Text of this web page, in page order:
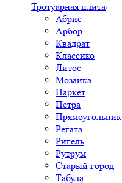
Тротуарная плита
Абрис
Арбор
Квадрат
Классико
Литос
Мозаика
Паркет
Петра
Прямоугольник
Регата
Ригель
Рутрум
Старый город
Табула